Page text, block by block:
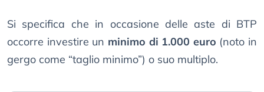
Si specifica che in occasione delle aste di BTP
occorre investire un minimo di 1.000 euro (noto in
gergo come “taglio minimo”) o suo multiplo.